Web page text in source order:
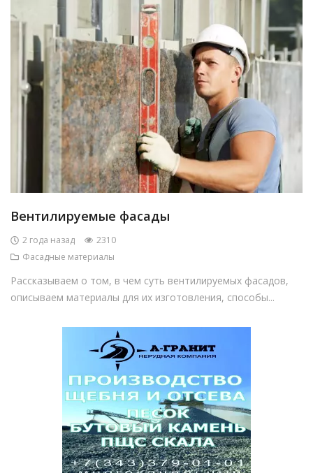
Вентилируемые фасады
2 года назад
2310
Фасадные материалы
Рассказываем о том, в чем суть вентилируемых фасадов,
описываем материалы для их изготовления, способы...